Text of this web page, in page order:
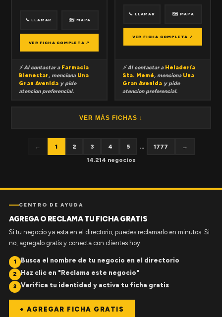
📞 LLAMAR 🗺 MAPA
VER FICHA COMPLETA ↗
⚡ Al contactar a Farmacia
Bienestar, menciona Una
Gran Avenida y pide
atencion preferencial.
📞 LLAMAR 🗺 MAPA
VER FICHA COMPLETA ↗
⚡ Al contactar a Heladería
Sta. Memé, menciona Una
Gran Avenida y pide
atencion preferencial.
VER MÁS FICHAS ↓
← 1 2 3 4 5 ... 1777
→
14.214 negocios
CENTRO DE AYUDA
AGREGA O RECLAMA TU FICHA GRATIS
Si tu negocio ya esta en el directorio, puedes reclamarlo en minutos. Si
no, agregalo gratis y conecta con clientes hoy.
1 Busca el nombre de tu negocio en el directorio
2 Haz clic en "Reclama este negocio"
3 Verifica tu identidad y activa tu ficha gratis
+ AGREGAR FICHA GRATIS